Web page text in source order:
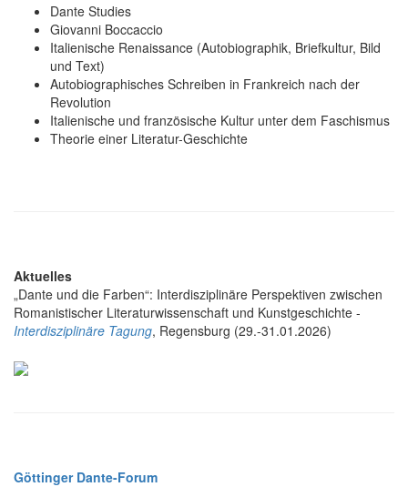
Dante Studies
Giovanni Boccaccio
Italienische Renaissance (Autobiographik, Briefkultur, Bild
und Text)
Autobiographisches Schreiben in Frankreich nach der
Revolution
Italienische und französische Kultur unter dem Faschismus
Theorie einer Literatur-Geschichte
Aktuelles
„Dante und die Farben“: Interdisziplinäre Perspektiven zwischen
Romanistischer Literaturwissenschaft und Kunstgeschichte -
Interdisziplinäre Tagung, Regensburg (29.-31.01.2026)
Göttinger Dante-Forum